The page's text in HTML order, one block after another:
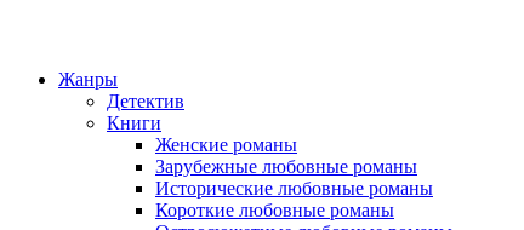
Жанры
Детектив
Книги
Женские романы
Зарубежные любовные романы
Исторические любовные романы
Короткие любовные романы